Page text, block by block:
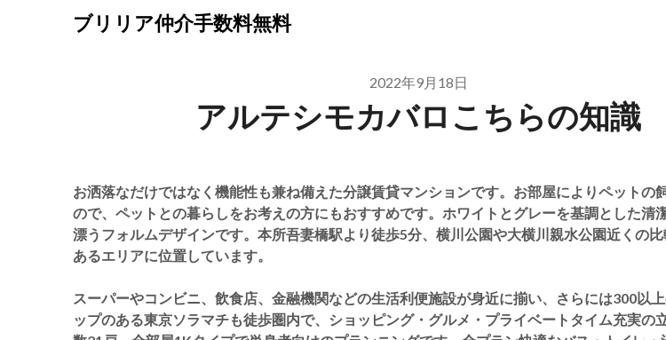
ブリリア仲介手数料無料
2022年9月18日
アルテシモカバロこちらの知識
お洒落なだけではなく機能性も兼ね備えた分譲賃貸マンションです。お部屋によりペットの
ので、ペットとの暮らしをお考えの方にもおすすめです。ホワイトとグレーを基調とした清
漂うフォルムデザインです。本所吾妻橋駅より徒歩5分、横川公園や大横川親水公園近くの
あるエリアに位置しています。
スーパーやコンビニ、飲食店、金融機関などの生活利便施設が身近に揃い、さらには300以
ップのある東京ソラマチも徒歩圏内で、ショッピング・グルメ・プライベートタイム充実の